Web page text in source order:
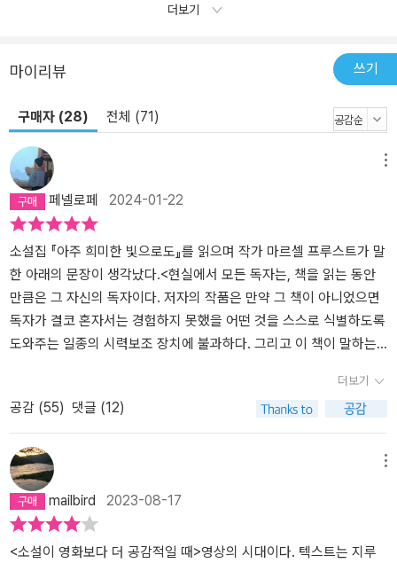
기도 하리라는 걸 알게 된다. 「파종」이 남매를, 「이모에게」가 이모와
운 모녀 관계를 긴 호흡으로 살핀다. 육십대 여성인 ‘기남’은 홍콩에
살고 있는 작은딸 ‘우경’을 만나기 위해 짧은 여행을 떠난다. 여행에서
기남이 새삼 실감하는 것은 자신과 우경 사이에 놓인 보이지 않는 선
이지만, 그런 기남에게 뜻밖에 위안이 되는 존재는 바로 일곱 살의 손
자 ‘마이클’이다. 마이클은 오랜만에 만난 기남의 관심을 끌려고 분주
히 움직이는 한편으로, 맑은 표정으로 기남에게 예상치 못한 말을 던
지기도 한다. 기남은 우경과 마이클과 함께 홍콩 시내로 나들이를 갔
다가 실수를 저지르고, 자신 때문에 가라앉은 분위기 속에서 집에 돌
아온 기남은 그동안의 삶을 되돌아보다 불현듯 부끄러움을 느낀다.
그런데 그런 기남의 곁에 마이클이 다가와 앉더니 마치 기남의 마음
을 읽기라도 한 듯 이렇게 말한다. “부끄러워도 돼요. 부끄러운 건 귀
다. 숱이 많은 곱슬머리가 우경의 어린 시절과 똑같았다. “마이클은
다정하구나.” “맞아요. 엄마가 그랬어요. 마이클은 너무 다정해. 한국
할머니처럼.” “정말?” “근데 너무 다정하면 안 된대요.” 마이클이 잠
시 기남을 보다 말을 이었다. “너무 다정한 건 나쁜 거래요.” 따뜻한
통증이 기남의 등과 배에 퍼져나갔다. 기남은 마이클의 머리칼을 쓰
다듬으면서 가만히 고개를 끄덕였다. 마이클은 자신을 몰랐고 자신이
살아온 시간을 몰랐다. 하지만 그 순간, 자신에 대해 아무것도 모르는
그애가 오히려 자신보다 자신을 더 많이 이해하고 있는 것처럼 느껴
더보기
마이리뷰 쓰기
구매자 (28) 전체 (71)
페넬로페 2024-01-22
소설집 『아주 희미한 빛으로도』를 읽으며 작가 마르셀 프루스트가 말
한 아래의 문장이 생각났다.<현실에서 모든 독자는, 책을 읽는 동안
만큼은 그 자신의 독자이다. 저자의 작품은 만약 그 책이 아니었으면
독자가 결코 혼자서는 경험하지 못했을 어떤 것을 스스로 식별하도록
도와주는 일종의 시력보조 장치에 불과하다. 그리고 이 책이 말하는
한 증명이다-p.33, ‘프루스트가 우리의 삶을 바꾸는 방법들’, 알랭 드
보통, 청미래> 내가 소설을 읽는 가장 큰 이유는 프루스트의 말처럼
혼자서는 경험하지 못했을 세상의 다양한 것을 간접 경험하고, 선한
방향으로 집요하게 인식의 틀을 넓히기 위한 것이다. 하지만 그 인식
은 세상과 타협하며 적당히, 편하게 살기 원하는 느슨함에 금방 무뎌
지고 만다. 좋은 게 좋은 것이며, 이 정도면 적당하다는 자기기만으로
금방 돌아가 버린다. 이번에 읽은 최은영의 소설은 까탈스럽다는 느
낌이 들 정도로 호락호락하지 않았다. ‘호락호락하지 않았다’는 의미
더보기
공감 (55) 댓글 (12)
mailbird 2023-08-17
<소설이 영화보다 더 공감적일 때>영상의 시대이다. 텍스트는 지루